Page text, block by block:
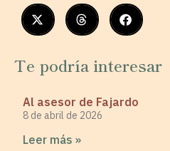
Te podría interesar
Al asesor de Fajardo
8 de abril de 2026
Leer más »